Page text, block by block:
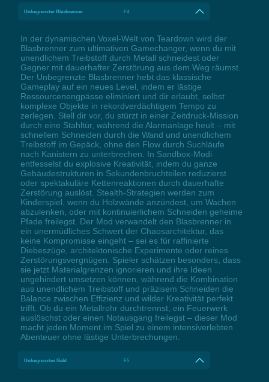
Unbegrenzter Blasbrenner F4
In der dynamischen Voxel-Welt von Teardown wird der
Blasbrenner zum ultimativen Gamechanger, wenn du mit
unendlichem Treibstoff durch Metall schneidest oder
Gegner mit dauerhafter Zerstörung aus dem Weg räumst.
Der Unbegrenzte Blasbrenner hebt das klassische
Gameplay auf ein neues Level, indem er lästige
Ressourcenengpässe eliminiert und dir erlaubt, selbst
komplexe Objekte in rekordverdächtigem Tempo zu
zerlegen. Stell dir vor, du stürzt in einer Zeitdruck-Mission
durch eine Stahltür, während die Alarmanlage heult – mit
schnellem Schneiden durch die Wand und unendlichem
Treibstoff im Gepäck, ohne den Flow durch Suchläufe
nach Kanistern zu unterbrechen. In Sandbox-Modi
entfesselst du explosive Kreativität, indem du ganze
Gebäudestrukturen in Sekundenbruchteilen reduzierst
oder spektakuläre Kettenreaktionen durch dauerhafte
Zerstörung auslöst. Stealth-Strategien werden zum
Kinderspiel, wenn du Holzwände anzündest, um Wachen
abzulenken, oder mit kontinuierlichem Schneiden geheime
Pfade freilegst. Der Mod verwandelt den Blasbrenner in
ein unermüdliches Schwert der Chaosarchitektur, das
keine Kompromisse eingeht – sei es für raffinierte
Diebeszüge, architektonische Experimente oder reines
Zerstörungsvergnügen. Spieler schätzen besonders, dass
sie jetzt Materialgrenzen ignorieren und ihre Ideen
ungehindert umsetzen können, während die Kombination
aus unendlichem Treibstoff und präzisem Schneiden die
Balance zwischen Effizienz und wilder Kreativität perfekt
trifft. Ob du ein Metallrohr durchtrennst, ein Feuerwerk
auslöschst oder einen Notausgang freilegst – dieser Mod
macht jeden Moment im Spiel zu einem intensiverlebten
Abenteuer ohne lästige Unterbrechungen.
Unbegrenztes Geld F5